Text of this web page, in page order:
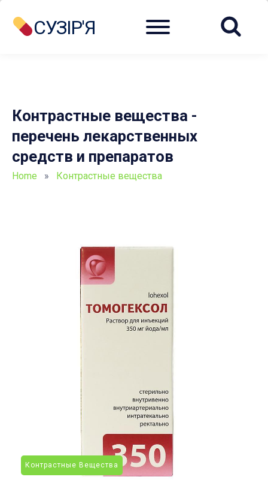
СУЗІР'Я Menu
Контрастные вещества -
перечень лекарственных
средств и препаратов
Home » Контрастные вещества
Контрастные Вещества